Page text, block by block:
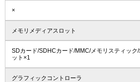
×
メモリメディアスロット
SDカード/SDHCカード/MMC/メモリスティック
ット×1
グラフィックコントローラ